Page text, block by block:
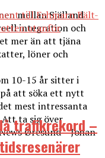
mellan Själland
integration och
mer än att tjäna
löner och
10-15 år sitter i
att söka ett nytt
mest intressanta
ta sig över
Øresund – Johan
till Fehmarn Bält-
utanför
trafikrekord –